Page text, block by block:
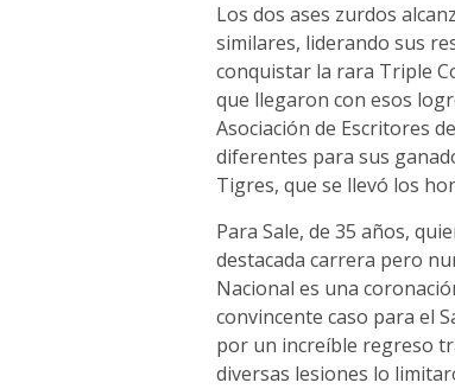
Los dos ases zurdos
similares, liderando sus
conquistar la rara Triple
que llegaron con esos
Asociación de Escritores
diferentes para sus
Tigres, que se llevó los
Para Sale, de 35 años,
destacada carrera pero
Nacional es una
convincente caso para el
por un increíble regreso
diversas lesiones lo